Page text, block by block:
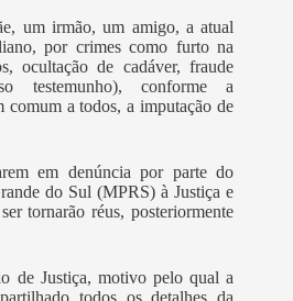
um irmão, um amigo, a atual
por crimes como furto na
ocultação de cadáver, fraude
testemunho), conforme a
comum a todos, a imputação de
em denúncia por parte do
do Sul (MPRS) à Justiça e
tornarão réus, posteriormente
de Justiça, motivo pelo qual a